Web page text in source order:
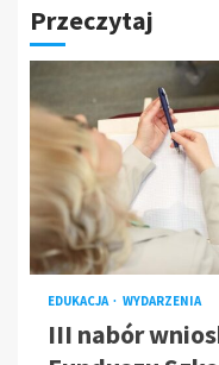
Przeczytaj
EDUKACJA WYDARZENIA
III nabór